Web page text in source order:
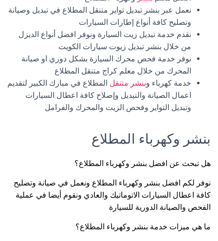
نعمل عبر بنشر تبديل تواير متنقل المطلاع في تبديل وصيانة
وتصليح كافة أنواع إطارات السيارات
نقدم خدمة تبديل زيت السيارة ونوفر افضل أنواع الديزل
من خلال بنشر تبديل زيوت سيارات الكويت
نوفر خدمة فحص محرك السيارة بشكل دوري او صيانة
المحرك من خلال معلم كراج متنقل المطلاع
خدمة كهرباء وبنشر متنقل المطلاع في مبارك الكبير لتقديم
اعمال الصيانة والتبديل وإصلاح كافة اعطال السيارات
وتبديل التواير وفحص الزيت والمحرك والفرامل
بنشر وكهرباء المطلاع
هل تبحث عن افضل بنشر وكهرباء المطلاع؟
نوفر لكم افضل بنشر وكهرباء المطلاع ونعمل في صيانة وتصليح
كافة اعطال السيارات الاتوماتيك والعادي ونقوم أيضا في عملية
الفحص والصيانة الدورية للسيارة
ما هي ميزات خدمة بنشر وكهرباء المطلاع؟